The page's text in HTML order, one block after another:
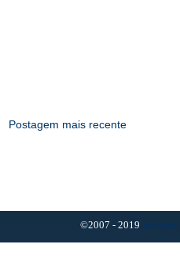
Postagem mais recente
©2007 - 2019